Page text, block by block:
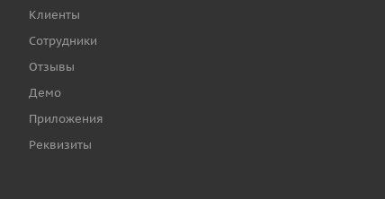
Клиенты
Сотрудники
Отзывы
Демо
Приложения
Реквизиты